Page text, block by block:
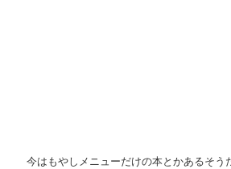
今はもやしメニューだけの本とかあるそう